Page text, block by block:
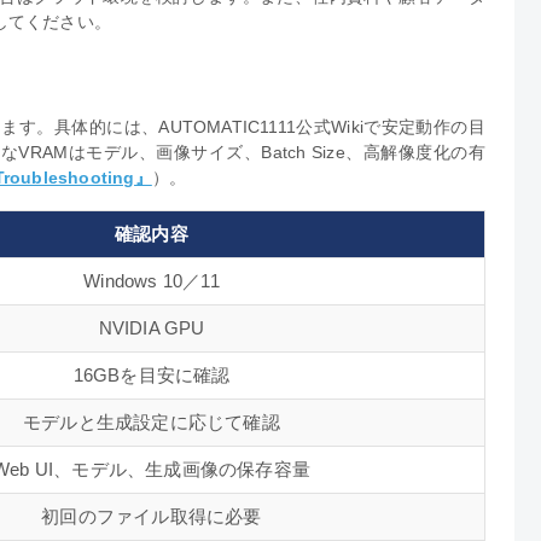
ください。
す。具体的には、AUTOMATIC1111公式Wikiで安定動作の目
VRAMはモデル、画像サイズ、Batch Size、高解像度化の有
』
）。
確認内容
Windows 10／11
NVIDIA GPU
16GBを目安に確認
モデルと生成設定に応じて確認
UI、モデル、生成画像の保存容量
初回のファイル取得に必要